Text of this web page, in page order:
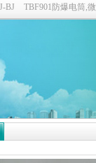
BJ TBF901防爆电筒,